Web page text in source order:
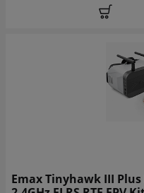
Emax Tinyhawk III